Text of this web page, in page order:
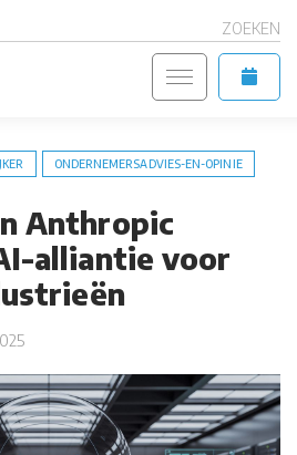
ZOEKEN
ONDERNEMERSADVIES-EN-OPINIE
Anthropic
alliantie voor